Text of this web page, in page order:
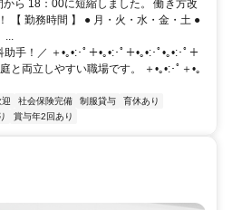
ら 18：00に短縮しました。 働き方改
【 勤務時間 】 ● 月・火・水・金・土 ●
！／ ＋•｡•:･ﾟ＋•｡•:･ﾟ＋•｡•:･ﾟ•｡•:･ﾟ＋
と両立しやすい職場です。 ＋•｡•:･ﾟ＋•｡
社会保険完備 制服貸与
育休あり
賞与年2回あり